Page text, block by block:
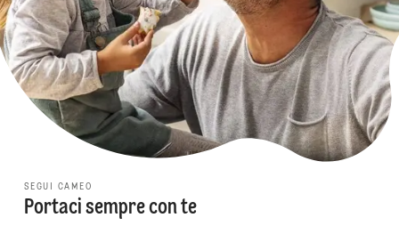
SEGUI CAMEO
Portaci sempre con te